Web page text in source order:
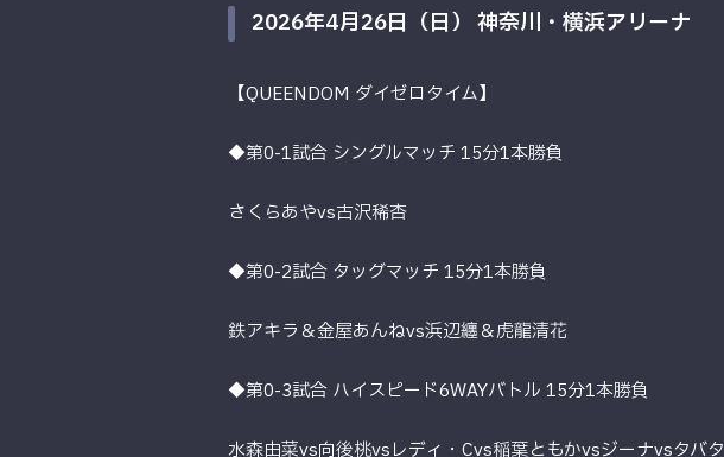
2026年4月26日（日） 神奈川・横浜アリーナ
【QUEENDOM ダイゼロタイム】
◆第0-1試合 シングルマッチ 15分1本勝負
さくらあやvs古沢稀杏
◆第0-2試合 タッグマッチ 15分1本勝負
鉄アキラ＆金屋あんねvs浜辺纏＆虎龍清花
◆第0-3試合 ハイスピード6WAYバトル 15分1本勝負
水森由菜vs向後桃vsレディ・Cvs稲葉ともかvsジーナvsタバタ